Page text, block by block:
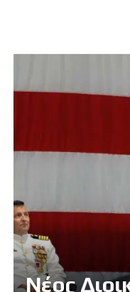
Νέος